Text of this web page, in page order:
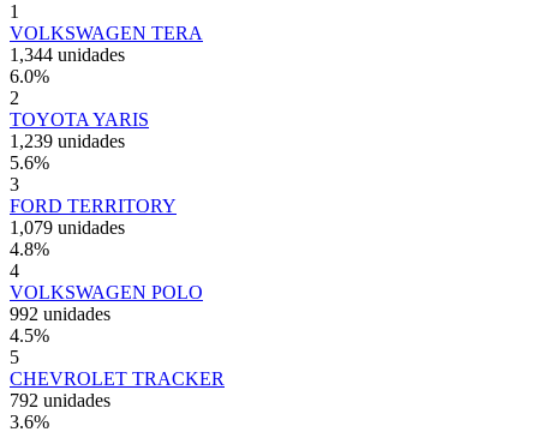
1
VOLKSWAGEN TERA
1,344 unidades
6.0%
2
TOYOTA YARIS
1,239 unidades
5.6%
3
FORD TERRITORY
1,079 unidades
4.8%
4
VOLKSWAGEN POLO
992 unidades
4.5%
5
CHEVROLET TRACKER
792 unidades
3.6%